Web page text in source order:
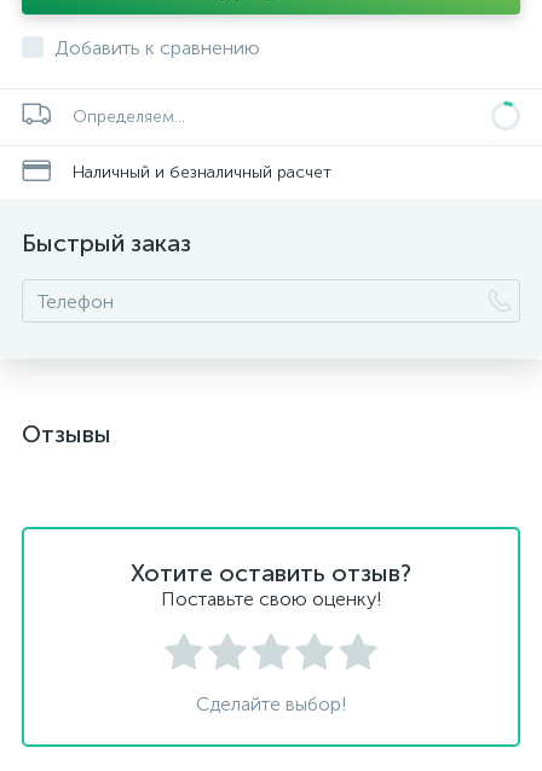
Добавить к сравнению
Определяем...
Наличный и безналичный расчет
Быстрый заказ
Отзывы
Хотите оставить отзыв?
Поставьте свою оценку!
Сделайте выбор!